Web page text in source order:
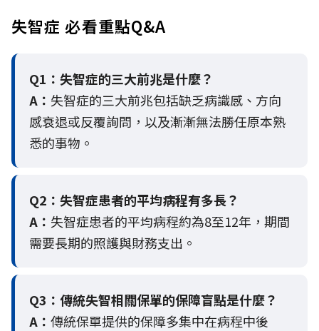
失智症 必看重點Q&A
Q1：失智症的三大前兆是什麼？
A： 失智症的三大前兆包括缺乏病識感、方向
感衰退或反覆詢問，以及漸漸無法勝任原本熟
悉的事物。
Q2： 失智症患者的平均病程有多長？
A： 失智症患者的平均病程約為8至12年，期間
需要長期的照護與財務支出。
Q3： 傳統失智相關保單的保障盲點是什麼？
A： 傳統保單提供的保障多集中在病程中後